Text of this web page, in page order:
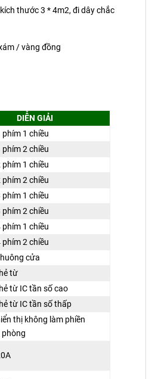
thước 3 * 4m2, đi dây chắc
/ vàng đồng
DIỄN GIẢI
1 chiều
2 chiều
1 chiều
2 chiều
1 chiều
2 chiều
1 chiều
2 chiều
cửa
từ
từ IC tần số cao
từ IC tần số thấp
thị không làm phiền
phòng